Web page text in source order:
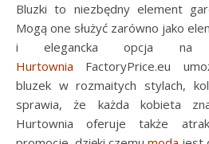
Bluzki to niezbędny element
Mogą one służyć zarówno jako
i elegancka opcja na
Hurtownia FactoryPrice.eu
bluzek w rozmaitych stylach,
sprawia, że każda kobieta
Hurtownia oferuje także